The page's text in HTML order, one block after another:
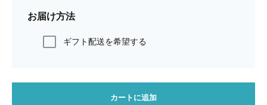
お届け方法
ギフト配送を希望する
カートに追加